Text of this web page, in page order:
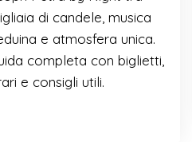
di candele, musica
e atmosfera unica.
completa con biglietti,
e consigli utili.